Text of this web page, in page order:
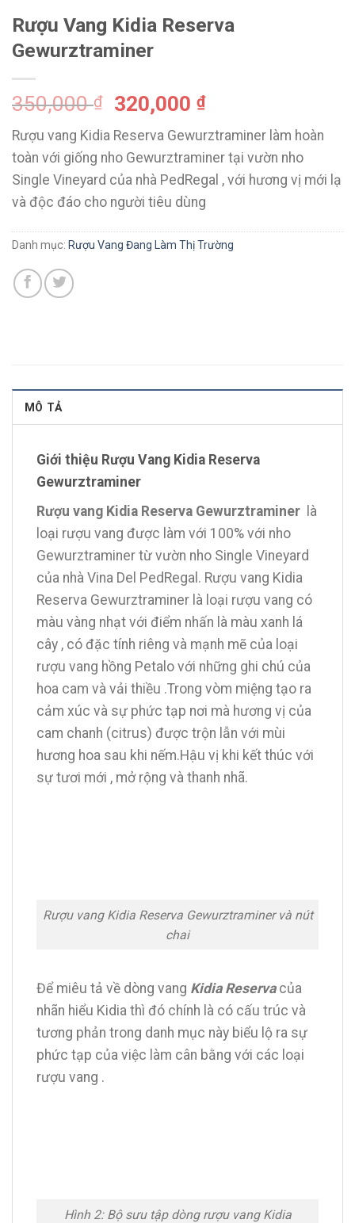
Rượu Vang Kidia Reserva
Gewurztraminer
350,000₫ 320,000 ₫
Rượu vang Kidia Reserva Gewurztraminer làm hoàn
toàn với giống nho Gewurztraminer tại vườn nho
Single Vineyard của nhà PedRegal , với hương vị mới lạ
và độc đáo cho người tiêu dùng
Danh mục: Rượu Vang Đang Làm Thị Trường
MÔ TẢ
Giới thiệu Rượu Vang Kidia Reserva
Gewurztraminer
Rượu vang Kidia Reserva Gewurztraminer
là
loại rượu vang được làm với 100% với nho
Gewurztraminer từ vườn nho Single Vineyard
của nhà Vina Del PedRegal. Rượu vang Kidia
Reserva Gewurztraminer là loại rượu vang có
màu vàng nhạt với điểm nhấn là màu xanh lá
cây , có đặc tính riêng và mạnh mẽ của loại
rượu vang hồng Petalo với những ghi chú của
hoa cam và vải thiều .Trong vòm miệng tạo ra
cảm xúc và sự phức tạp nơi mà hương vị của
cam chanh (citrus) được trộn lẫn với mùi
hương hoa sau khi nếm.Hậu vị khi kết thúc với
sự tươi mới , mở rộng và thanh nhã.
Rượu vang Kidia Reserva Gewurztraminer và nút
chai
Để miêu tả về dòng vang Kidia Reserva của
nhãn hiểu Kidia thì đó chính là có cấu trúc và
tương phản trong danh mục này biểu lộ ra sự
phức tạp của việc làm cân bằng với các loại
rượu vang .
Hình 2: Bộ sưu tập dòng rượu vang Kidia